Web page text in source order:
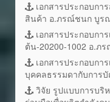
เอกสารประกอบก
สินค้า อ.ภรณ์ชนก บูร
เอกสารประกอบกา
ต้น-20200-1002 อ.ภ
เอกสารประกอบกา
บุคคลธรรมดากับการ
วิจัย รูปแบบการบริ